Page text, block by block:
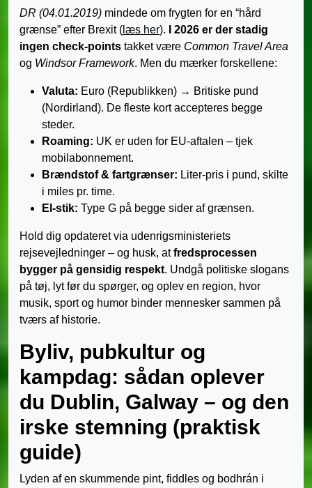
DR (04.01.2019) mindede om frygten for en “hård
grænse” efter Brexit ( læs her).
I 2026 er der stadig
ingen check-points takket være Common Travel Area
og Windsor Framework. Men du mærker forskellene:
Valuta: Euro (Republikken) → Britiske pund
(Nordirland). De fleste kort accepteres begge
steder.
Roaming: UK er uden for EU-aftalen – tjek
mobilabonnement.
Brændstof & fartgrænser: Liter-pris i pund, skilte
i miles pr. time.
El-stik: Type G på begge sider af grænsen.
Hold dig opdateret via udenrigsministeriets
rejsevejledninger – og husk, atfredsprocessen
bygger på gensidig respekt. Undgå politiske slogans
på tøj, lyt før du spørger, og oplev en region, hvor
musik, sport og humor binder mennesker sammen på
tværs af historie.
Byliv, pubkultur og
kampdag: sådan oplever
du Dublin, Galway – og den
irske stemning (praktisk
guide)
Lyden af en skummende pint, fiddles og bodhrán i